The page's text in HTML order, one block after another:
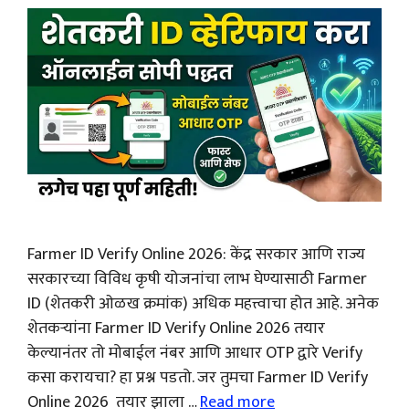
Farmer ID Verify Online 2026: केंद्र सरकार आणि राज्य
सरकारच्या विविध कृषी योजनांचा लाभ घेण्यासाठी Farmer
ID (शेतकरी ओळख क्रमांक) अधिक महत्त्वाचा होत आहे. अनेक
शेतकऱ्यांना Farmer ID Verify Online 2026 तयार
केल्यानंतर तो मोबाईल नंबर आणि आधार OTP द्वारे Verify
कसा करायचा? हा प्रश्न पडतो. जर तुमचा Farmer ID Verify
Online 2026 तयार झाला …Read more